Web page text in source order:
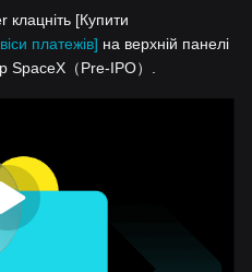
[Купити
платежів] на верхній панелі
SpaceX（Pre-IPO）.